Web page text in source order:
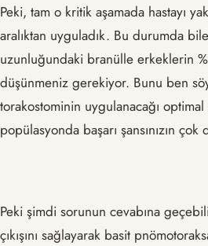
Peki, tam o kritik aşamada hastayı
aralıktan uyguladık. Bu durumda
uzunluğundaki branülle erkeklerin
düşünmeniz gerekiyor. Bunu ben
torakostominin uygulanacağı
popülasyonda başarı şansınızın
Peki şimdi sorunun cevabına
çıkışını sağlayarak basit